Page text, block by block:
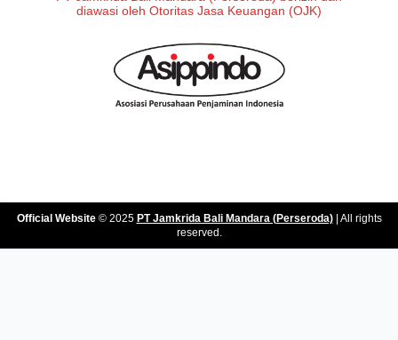
diawasi oleh Otoritas Jasa Keuangan (OJK)
Official Website© 2025 PT Jamkrida Bali Mandara (Perseroda)| All rights
reserved.